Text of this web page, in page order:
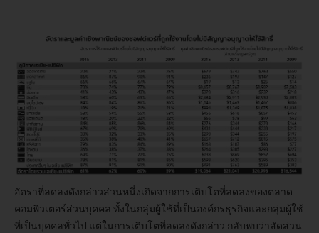
อัตราที่ลดลงดังกล่าวส่วนหนึ่งเกิดจากการเติบโตที่ลดลงของตลาด
คอมพิวเตอร์ส่วนบุคคล ทั้งในกลุ่มผู้ใช้ที่เป็นองค์กรธุรกิจและกลุ่มผู้ใช้
ที่เป็นบุคคลทั่วไป แต่ในการเติบโตที่ลดลงดังกล่าว กลับพบว่าสัดส่วน